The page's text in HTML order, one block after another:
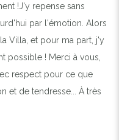
!J'y repense sans
par l'émotion. Alors
Villa, et pour ma part, j'y
possible ! Merci à vous,
respect pour ce que
et de tendresse... À très